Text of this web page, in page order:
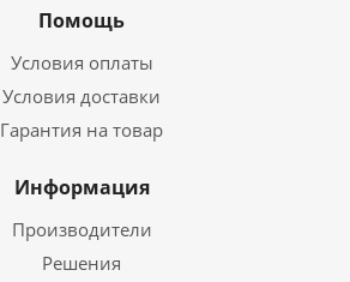
Помощь
Условия оплаты
Условия доставки
Гарантия на товар
Информация
Производители
Решения